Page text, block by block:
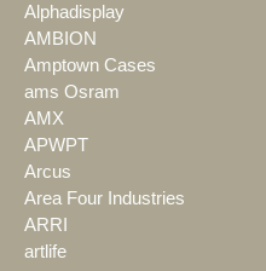
Alphadisplay
AMBION
Amptown Cases
ams Osram
AMX
APWPT
Arcus
Area Four Industries
ARRI
artlife